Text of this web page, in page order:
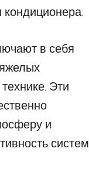
кондиционера.
в себя
Эти
и
систем